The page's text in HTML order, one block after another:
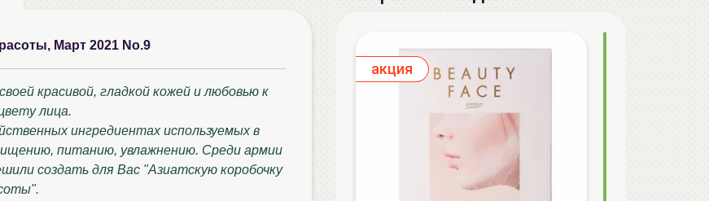
Март 2021 No.9
красивой, гладкой кожей и любовью к
лица.
ингредиентах используемых в
питанию, увлажнению. Среди армии
создать для Вас "Азиатскую коробочку
aкция